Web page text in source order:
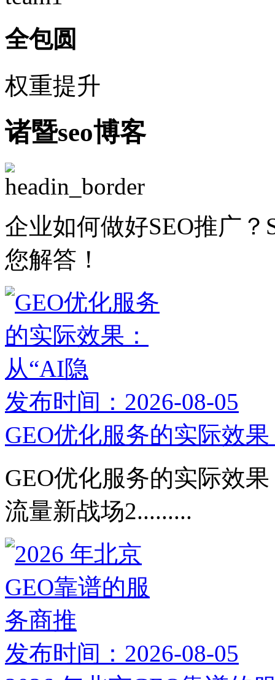
全包圆
权重提升
诸暨seo博客
企业如何做好SEO推广
您解答！
发布时间：2026-08-05
GEO优化服务的实际效
GEO优化服务的实际效
流量新战场2.........
发布时间：2026-08-05